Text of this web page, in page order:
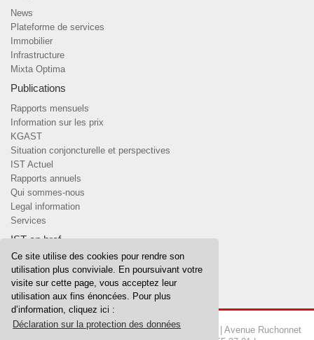
Ce site utilise des cookies pour rendre son
utilisation plus conviviale. En poursuivant votre
visite sur cette page, vous acceptez leur
utilisation aux fins énoncées. Pour plus
d’information, cliquez ici :
Déclaration sur la protection des données
News
Plateforme de services
Immobilier
Infrastructure
Mixta Optima
Publications
Rapports mensuels
Information sur les prix
KGAST
Situation conjoncturelle et perspectives
IST Actuel
Rapports annuels
Qui sommes-nous
Legal information
Services
IST en bref
Qui sommes-nous
Team
Conseil de fondation & comités
Copyrights © 2026 IST Fondation d'investissement | Avenue Ruchonnet